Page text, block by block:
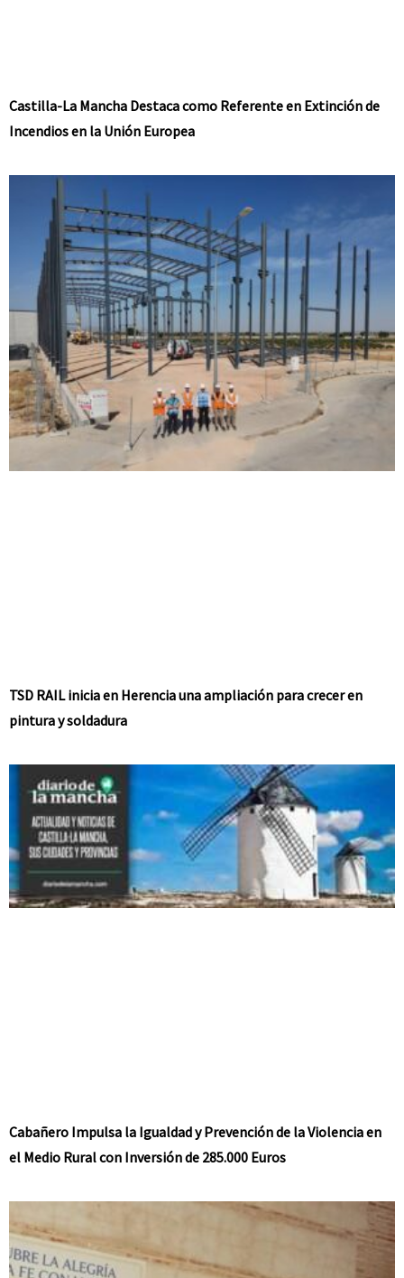
Castilla-La Mancha Destaca como Referente en Extinción de
Incendios en la Unión Europea
TSD RAIL inicia en Herencia una ampliación para crecer en
pintura y soldadura
Cabañero Impulsa la Igualdad y Prevención de la Violencia en
el Medio Rural con Inversión de 285.000 Euros